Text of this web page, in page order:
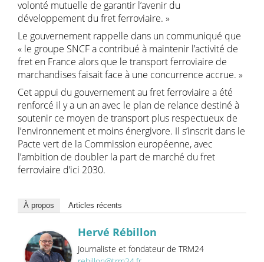
volonté mutuelle de garantir l’avenir du
développement du fret ferroviaire. »
Le gouvernement rappelle dans un communiqué que
« le groupe SNCF a contribué à maintenir l’activité de
fret en France alors que le transport ferroviaire de
marchandises faisait face à une concurrence accrue. »
Cet appui du gouvernement au fret ferroviaire a été
renforcé il y a un an avec le plan de relance destiné à
soutenir ce moyen de transport plus respectueux de
l’environnement et moins énergivore. Il s’inscrit dans le
Pacte vert de la Commission européenne, avec
l’ambition de doubler la part de marché du fret
ferroviaire d’ici 2030.
À propos Articles récents
Hervé Rébillon
Journaliste et fondateur de TRM24